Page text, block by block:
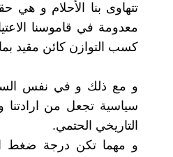
تتهاوى بنا الأحلام و هي
معدومة في قاموسنا
كسب التوازن كائن مقيد
و مع ذلك و في نفس
سياسية تجعل من
التاريخي الحتمي.
و مهما تكن درجة ضغط